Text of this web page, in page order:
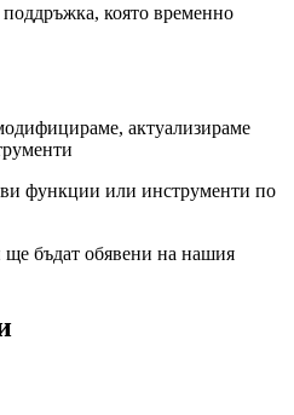
която временно
актуализираме
функции или инструменти по
бъдат обявени на нашия